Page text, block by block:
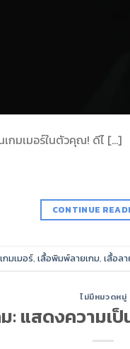
กมเมอร์ในตัวคุณ! ดีไ […]
CONTINUE
มเมอร์, เสื้อพิมพ์ลายเกม, เสื้อล
ไม่มีหมวดหมู่
: แสดงความเ